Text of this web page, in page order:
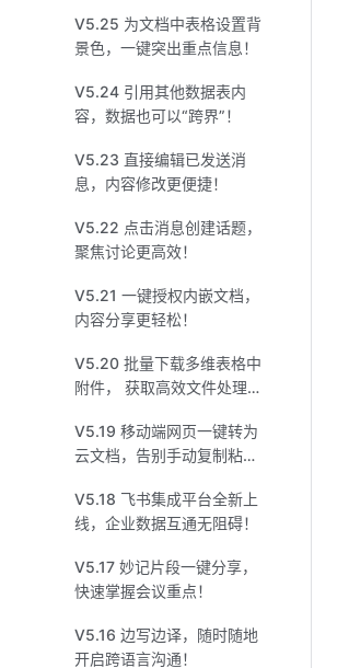
V5.25 为文档中表格设置背
景色，一键突出重点信息！
V5.24 引用其他数据表内
容，数据也可以“跨界”！
V5.23 直接编辑已发送消
息，内容修改更便捷！
V5.22 点击消息创建话题，
聚焦讨论更高效！
V5.21 一键授权内嵌文档，
内容分享更轻松！
V5.20 批量下载多维表格中
附件， 获取高效文件处理方
V5.19 移动端网页一键转为
云文档，告别手动复制粘
V5.18 飞书集成平台全新上
线，企业数据互通无阻碍！
V5.17 妙记片段一键分享，
快速掌握会议重点！
V5.16 边写边译，随时随地
开启跨语言沟通！